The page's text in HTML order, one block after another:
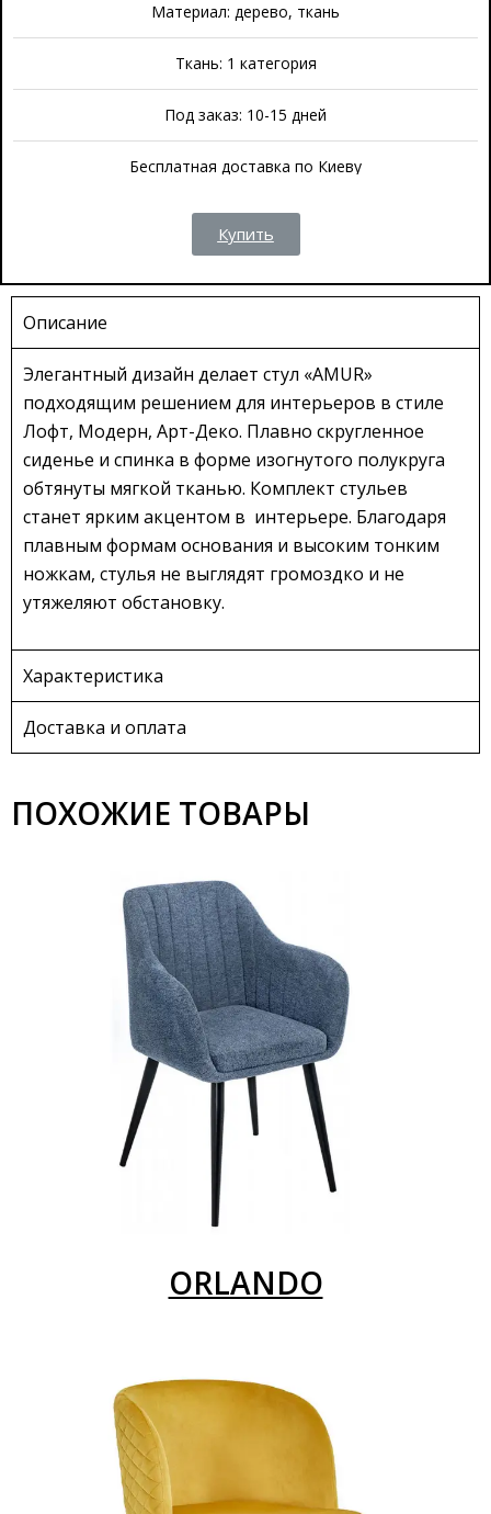
Материал: дерево, ткань
Ткань: 1 категория
Под заказ: 10-15 дней
Бесплатная доставка по Киеву
Купить
Описание
Элегантный дизайн делает стул «AMUR»
подходящим решением для интерьеров в стиле
Лофт, Модерн, Арт-Деко. Плавно скругленное
сиденье и спинка в форме изогнутого полукруга
обтянуты мягкой тканью. Комплект стульев
станет ярким акцентом в интерьере. Благодаря
плавным формам основания и высоким тонким
ножкам, стулья не выглядят громоздко и не
утяжеляют обстановку.
Характеристика
Доставка и оплата
ПОХОЖИЕ ТОВАРЫ
ORLANDO